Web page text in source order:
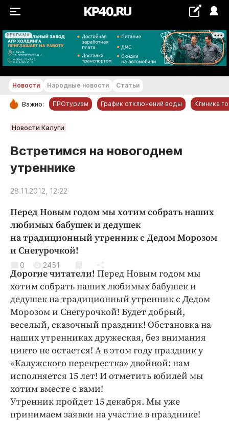
РЕКЛАМА
+22...+23 °С
РУБРИКИ
Новости компаний
Статьи
Народные новости
Благоустройство
Криминал
Культура
Недвижимость и ЖКХ
Образование
Общество
Погода
Праздники
Происшествия
Спорт
Экономика и бизнес
ПРОЕКТЫ
Блоги
Новости Народные новости Статьи
Важно: ПРОтуризм График отключений воды Клиника
Новости Калуги
Встретимся на новогоднем
утреннике
28.11.2012, 12:22
Перед Новым годом мы хотим собрать наших
любимых бабушек и дедушек
на традиционный утренник с Дедом Морозом
и Снегурочкой!
0 2451
Дорогие читатели! Перед Новым годом мы
хотим собрать наших любимых бабушек и
дедушек на традиционный утренник с Дедом
Морозом и Снегурочкой! Будет добрый,
веселый, сказочный праздник! Обстановка на
наших утренниках дружеская, без внимания
никто не остается! А в этом году праздник у
«Калужского перекрестка» двойной: нам
исполняется 15 лет! И отметить юбилей мы
хотим вместе с вами!
Утренник пройдет 15 декабря. Мы уже
принимаем заявки на участие в празднике!